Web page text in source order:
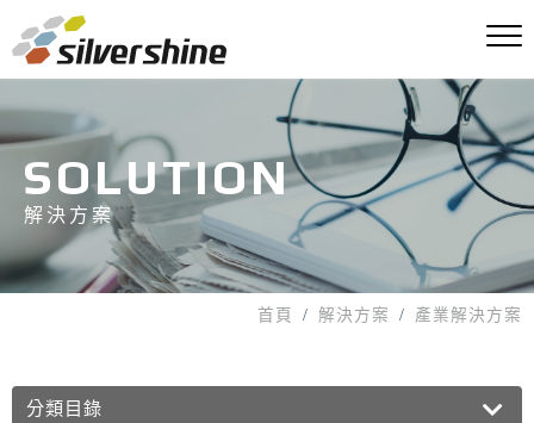
SOLUTION
解決方案
首頁 解決方案 產業解決方案
分類目錄